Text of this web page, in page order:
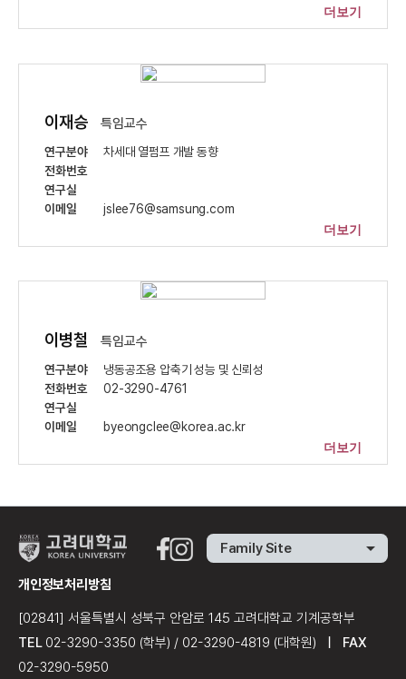
더보기
이재승 특임교수
연구분야
차세대 열펌프 개발 동향
전화번호
연구실
이메일
jslee76@samsung.com
더보기
이병철 특임교수
연구분야
냉동공조용 압축기 성능 및 신뢰성
전화번호
02-3290-4761
연구실
이메일
byeongclee@korea.ac.kr
더보기
Family Site arrow_drop_down
개인정보처리방침
[02841] 서울특별시 성북구 안암로 145 고려대학교 기계공학부
TEL02-3290-3350 (학부) / 02-3290-4819 (대학원)
FAX
02-3290-5950